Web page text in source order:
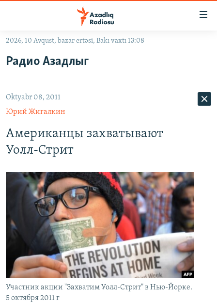
Əsas
qayıt
qayıt
Axtarışa
#İZAHLA
#ƏSLINDƏ
QANUNI DOĞRU
ARAŞDIRMA
MULTIMEDIA
VIDEO
FOTOQALEREYA
İNFOQRAFIKA
KARIKATURA
RADIO ARXIV
OXU ZALI
AZƏRBAYCAN ƏDƏBIYYATI KITABXANASI
İSLAM VƏ DEMOKRATIYA
İZ - MƏDƏNIYYƏT PROQRAMI
HAQQIMIZDA
MISSIYAMIZ
PEŞƏ ETIKASI VƏ JURNALISTIKA STANDARTLARIMIZ
MATERIALLARIMIZDAN ISTIFADƏ
AZADLIQRADIOSU MOBIL TELEFONUNUZDA
BIZIMLƏ ƏLAQƏ
RFE/RL-in bütün saytları
2026, 10 Avqust, bazar ertəsi, Bakı vaxtı 13:08
Радио Азадлыг
Oktyabr 08, 2011
Юрий Жигалкин
Американцы захватывают
Уолл-Стрит
Участник акции "Захватим Уолл-Стрит" в Нью-Йорке.
5 октября 2011 г